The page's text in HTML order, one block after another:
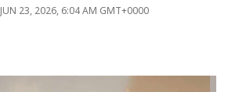
JUN 23, 2026, 6:04 AM GMT+0000